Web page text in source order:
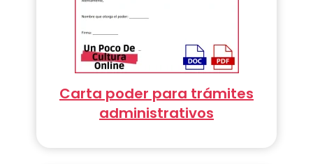
Carta poder para trámites
administrativos